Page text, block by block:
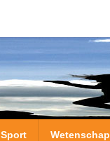
Sport Wetenschap